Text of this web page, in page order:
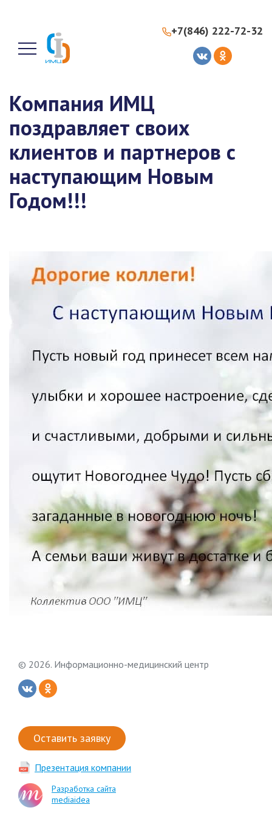
+7(846) 222-72-32
Компания ИМЦ
поздравляет своих
клиентов и партнеров с
наступающим Новым
Годом!!!
© 2026. Информационно-медицинский центр
Оставить заявку
Презентация компании
Разработка сайта
mediaidea